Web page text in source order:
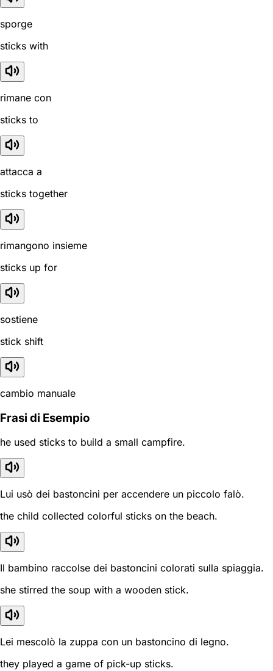
sporge
sticks with
rimane con
sticks to
attacca a
sticks together
rimangono insieme
sticks up for
sostiene
stick shift
cambio manuale
Frasi di Esempio
he used sticks to build a small campfire.
Lui usò dei bastoncini per accendere un piccolo falò.
the child collected colorful sticks on the beach.
Il bambino raccolse dei bastoncini colorati sulla spiaggia.
she stirred the soup with a wooden stick.
Lei mescolò la zuppa con un bastoncino di legno.
they played a game of pick-up sticks.